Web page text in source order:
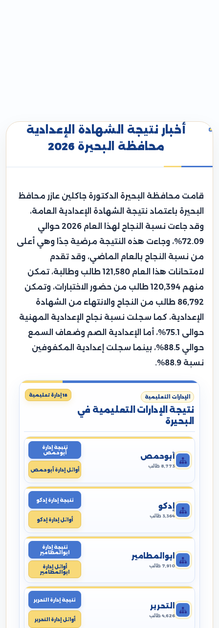
أخبار نتيجة الشهادة الإعدادية
محافظة البحيرة 2026
قامت محافظة البحيرة الدكتورة جاكلين عازر محافظ
البحيرة باعتماد نتيجة الشهادة الإعدادية العامة،
وقد جاءت نسبة النجاح لهذا العام 2026 حوالي
72.09%، وجاءت هذه النتيجة مرضية جدًا وهي أعلى
من نسبة النجاح بالعام الماضي، وقد تقدم
لامتحانات هذا العام 121,580 طالب وطالبة، تمكن
منهم 120,394 طالب من حضور الاختبارات، وتمكن
86,792 طالب من النجاح والانتهاء من الشهادة
الإعدادية، كما سجلت نسبة نجاح الإعدادية المهنية
حوالى 75.1%، أما الإعدادية الصم وضعاف السمع
حوالي 88.5%، بينما سجلت إعدادية المكفوفين
نسبة 88.9%.
الإدارات التعليمية
نتيجة الإدارات التعليمية في
البحيرة
18 إدارة تعليمية
أبوحمص
8,773 طالب
نتيجة إدارة
أبوحمص
أوائل إدارة أبوحمص
إدكو
3,364 طالب
نتيجة إدارة إدكو
أوائل إدارة إدكو
ابوالمطامير
7,910 طالب
نتيجة إدارة
ابوالمطامير
أوائل إدارة
ابوالمطامير
التحرير
4,626 طالب
نتيجة إدارة التحرير
أوائل إدارة التحرير